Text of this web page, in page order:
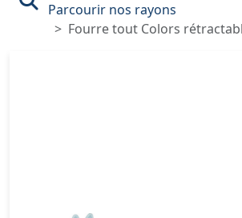
Parcourir nos rayons
Fourre tout Colors